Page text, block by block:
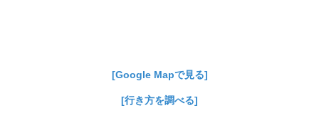
[Google Mapで見る]
[行き方を調べる]